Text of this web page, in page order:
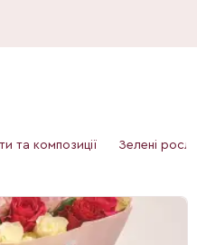
та композиції Зелені